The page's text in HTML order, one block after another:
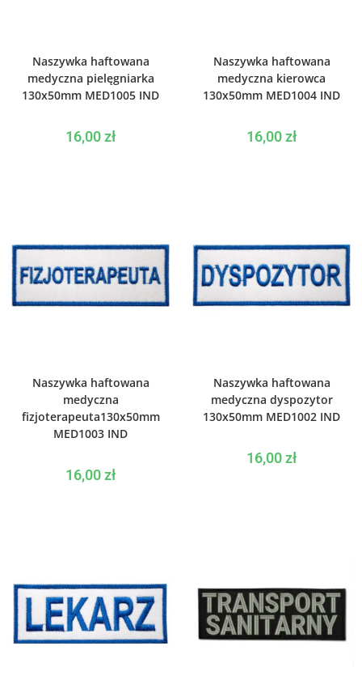
Naszywka haftowana
medyczna pielęgniarka
130x50mm MED1005 IND
16,00zł
Naszywka haftowana
medyczna kierowca
130x50mm MED1004 IND
16,00zł
Naszywka haftowana
medyczna
fizjoterapeuta130x50mm
MED1003 IND
16,00zł
Naszywka haftowana
medyczna dyspozytor
130x50mm MED1002 IND
16,00zł